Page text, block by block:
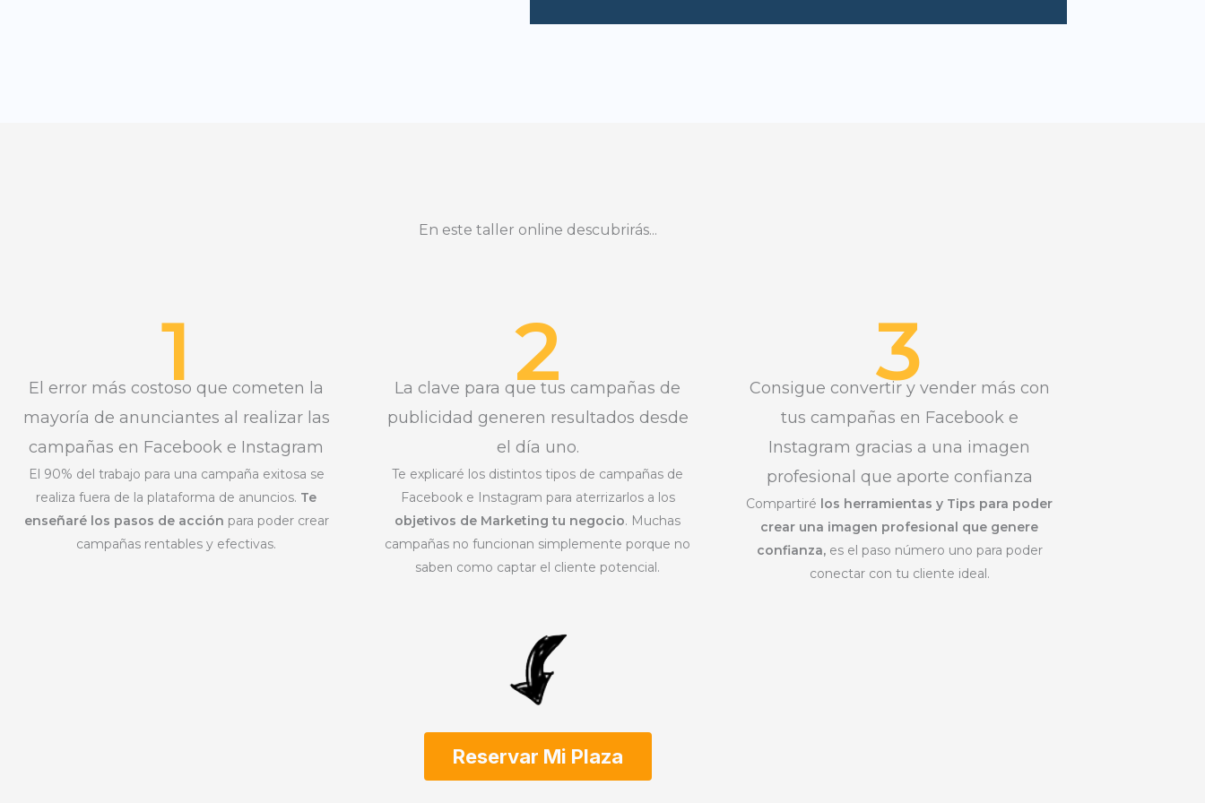
En este taller online descubrirás...
1
El error más costoso que cometen la
mayoría de anunciantes al realizar las
campañas en Facebook e Instagram
El 90% del trabajo para una campaña exitosa se
realiza fuera de la plataforma de anuncios. Te
enseñaré los pasos de acción para poder crear
campañas rentables y efectivas.
2
La clave para que tus campañas de
publicidad generen resultados desde
el día uno.
Te explicaré los distintos tipos de campañas de
Facebook e Instagram para aterrizarlos a los
objetivos de Marketing tu negocio. Muchas
campañas no funcionan simplemente porque no
saben como captar el cliente potencial.
3
Consigue convertir y vender más con
tus campañas en Facebook e
Instagram gracias a una imagen
profesional que aporte confianza
Compartiré los herramientas y Tips para poder
crear una imagen profesional que genere
confianza, es el paso número uno para poder
conectar con tu cliente ideal.
Reservar Mi Plaza